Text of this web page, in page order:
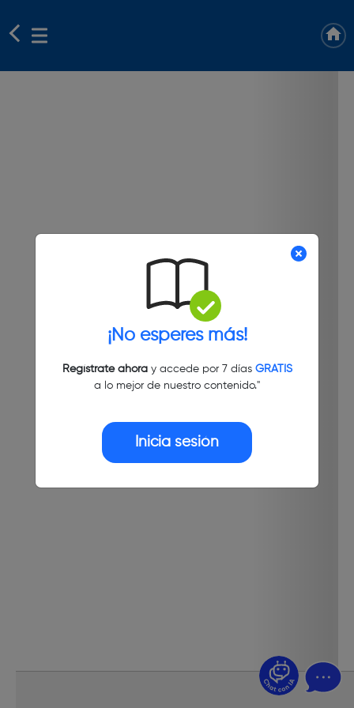
¡No esperes más!
Regístrate ahoray accede por 7 días GRATIS
a lo mejor de nuestro contenido."
Inicia sesión